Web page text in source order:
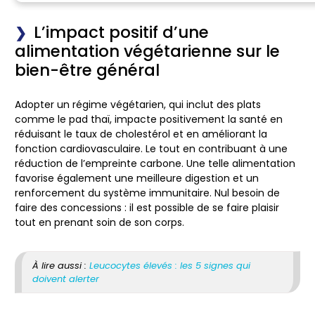
L’impact positif d’une
alimentation végétarienne sur le
bien-être général
Adopter un régime végétarien, qui inclut des plats
comme le pad thaï, impacte positivement la santé en
réduisant le taux de cholestérol et en améliorant la
fonction cardiovasculaire. Le tout en contribuant à une
réduction de l’empreinte carbone. Une telle alimentation
favorise également une meilleure digestion et un
renforcement du système immunitaire. Nul besoin de
faire des concessions : il est possible de se faire plaisir
tout en prenant soin de son corps.
À lire aussi : Leucocytes élevés : les 5 signes qui
doivent alerter